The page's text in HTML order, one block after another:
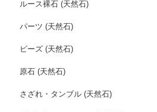
ルース裸石 (天然石)
パーツ (天然石)
ビーズ (天然石)
原石 (天然石)
さざれ・タンブル (天然石)